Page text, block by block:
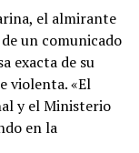
el almirante
un comunicado
exacta de su
violenta. «El
y el Ministerio
en la